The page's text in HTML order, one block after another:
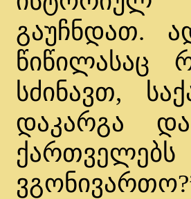
გაუჩნდათ.
წიწილასაც
სძინავთ,
დაკარგა